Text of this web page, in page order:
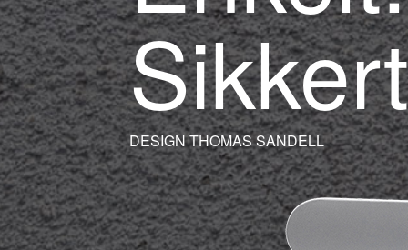
DESIGN THOMAS SANDELL